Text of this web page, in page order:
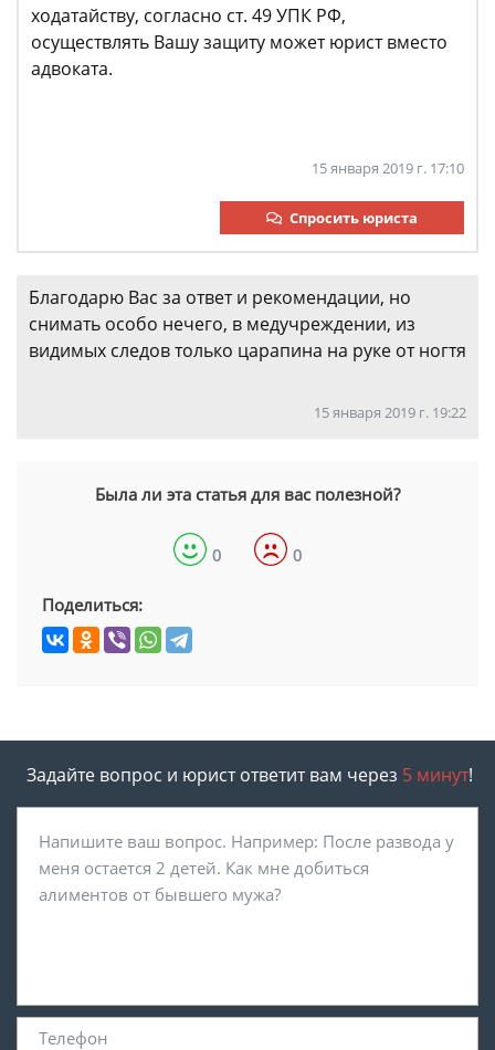
ходатайству, согласно ст. 49 УПК РФ,
осуществлять Вашу защиту может юрист вместо
адвоката.
15 января 2019 г. 17:10
Спросить юриста
Благодарю Вас за ответ и рекомендации, но
снимать особо нечего, в медучреждении, из
видимых следов только царапина на руке от ногтя
15 января 2019 г. 19:22
Была ли эта статья для вас полезной?
0 0
Поделиться:
Задайте вопрос и юрист ответит вам через 5 минут!